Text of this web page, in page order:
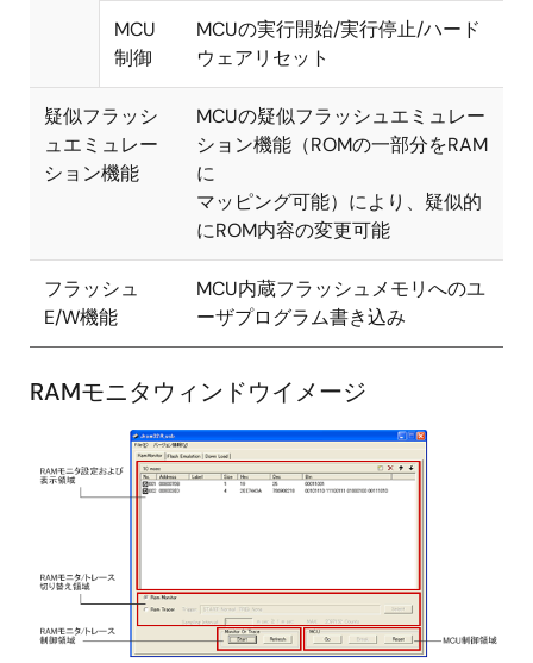
MCU
制御
MCUの実行開始/実行停止/ハード
ウェアリセット
疑似フラッシ
ュエミュレー
ション機能
MCUの疑似フラッシュエミュレー
ション機能（ROMの一部分をRAM
に
マッピング可能）により、疑似的
にROM内容の変更可能
フラッシュ
E/W機能
MCU内蔵フラッシュメモリへのユ
ーザプログラム書き込み
RAMモニタウィンドウイメージ
像